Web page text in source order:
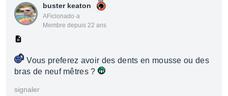
buster keaton
AFicionado·a
Membre depuis 22 ans
Vous preferez avoir des dents en mousse ou des
bras de neuf mêtres ?
signaler